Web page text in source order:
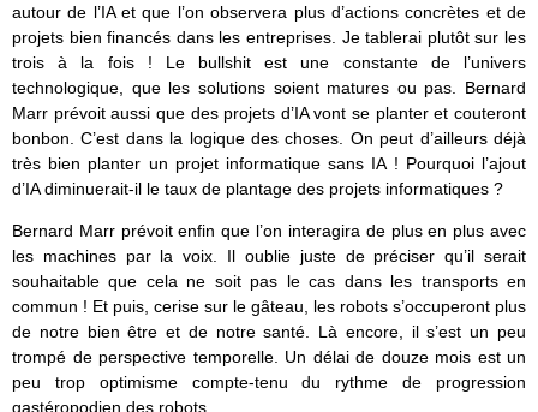
autour de l’IA et que l’on observera plus d’actions concrètes et de
projets bien financés dans les entreprises. Je tablerai plutôt sur les
trois à la fois ! Le bullshit est une constante de l’univers
technologique, que les solutions soient matures ou pas. Bernard
Marr prévoit aussi que des projets d’IA vont se planter et couteront
bonbon. C’est dans la logique des choses. On peut d’ailleurs déjà
très bien planter un projet informatique sans IA ! Pourquoi l’ajout
d’IA diminuerait-il le taux de plantage des projets informatiques ?
Bernard Marr prévoit enfin que l’on interagira de plus en plus avec
les machines par la voix. Il oublie juste de préciser qu’il serait
souhaitable que cela ne soit pas le cas dans les transports en
commun ! Et puis, cerise sur le gâteau, les robots s’occuperont plus
de notre bien être et de notre santé. Là encore, il s’est un peu
trompé de perspective temporelle. Un délai de douze mois est un
peu trop optimisme compte-tenu du rythme de progression
gastéropodien des robots.